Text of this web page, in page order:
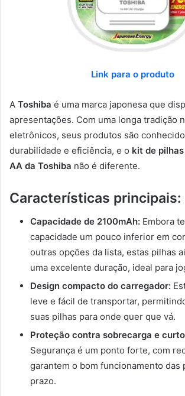
Link para o produto
A Toshiba é uma marca japonesa que
apresentações. Com uma longa tradição
eletrônicos, seus produtos são
durabilidade e eficiência, e o kit de
AA da Toshiba não é diferente.
Características principais:
Capacidade de 2100mAh: Embora
capacidade um pouco inferior em
outras opções da lista, estas pilhas
uma excelente duração, ideal para
Design compacto do carregador:
leve e fácil de transportar,
suas pilhas para onde quer que vá.
Proteção contra sobrecarga e
Segurança é um ponto forte, com
garantem o bom funcionamento das
prazo.